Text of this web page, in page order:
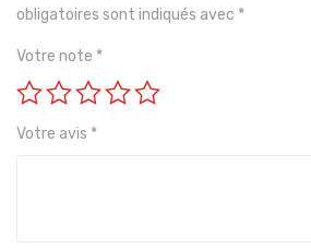
obligatoires sont indiqués avec *
Votre note *
Votre avis *